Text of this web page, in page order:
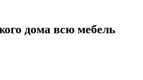
дома всю мебель